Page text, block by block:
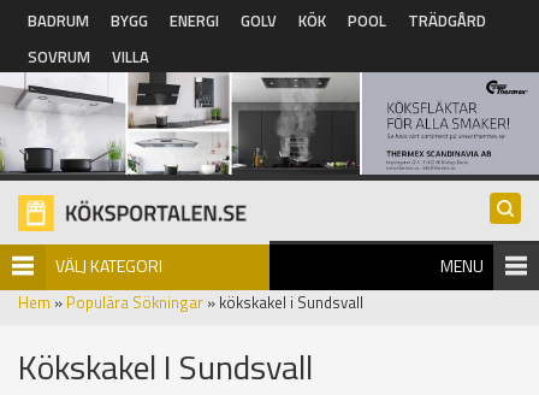
Hoppa till huvudinnehåll
BADRUM BYGG ENERGI GOLV KÖK POOL
TRÄDGÅRD
SOVRUM
VILLA
VÄLJ KATEGORI MENU
Hem » Populära Sökningar » kökskakel i Sundsvall
Kökskakel I Sundsvall